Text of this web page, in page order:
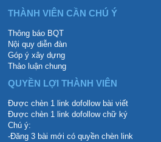
THÀNH VIÊN CẦN CHÚ Ý
Thông báo BQT
Nội quy diễn đàn
Góp ý xây dựng
Thảo luận chung
QUYỀN LỢI THÀNH VIÊN
Được chèn 1 link dofollow bài viết
Được chèn 1 link dofollow chữ ký
Chú ý:
-Đăng 3 bài mới có quyền chèn link